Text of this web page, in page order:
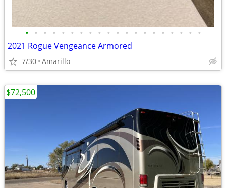
• • • • • • • • • • • • • • • • • • • •
2021 Rogue Vengeance Armored
7/30 Amarillo
$72,500